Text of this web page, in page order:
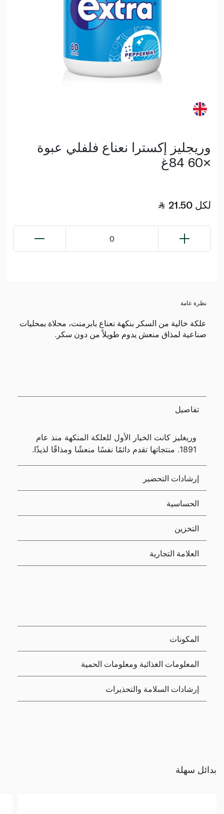
وريجليز إكسترا نعناع فلفلي عبوة
×60 84غ
21.50 لكل
0
نظرة عامة
علكة خالية من السكر بنكهة نعناع بابرمنت، محلاة بمحليات
صناعية لمذاق منعش يدوم طويلاً من دون سكر.
تفاصيل
وريغليز كانت الخيار الأول للعلكة المنكهة منذ عام
1891. منتجاتها تقدم دائمًا نفسًا منعشًا ومذاقًا لذيذًا.
إرشادات التحضير
الحساسية
التخزين
العلامة التجارية
المكونات
المعلومات الغذائية ومعلومات الحمية
إرشادات السلامة والتحذيرات
بدائل سهلة